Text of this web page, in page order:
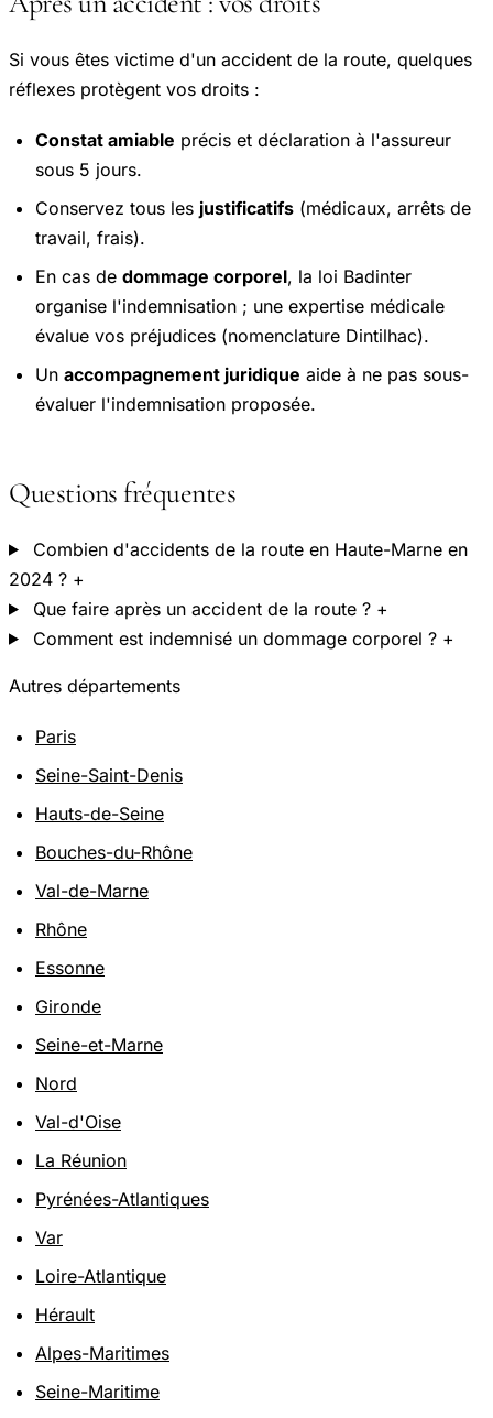
Si vous êtes victime d'un accident de la route, quelques
réflexes protègent vos droits :
Constat amiable précis et déclaration à l'assureur
sous 5 jours.
Conservez tous les justificatifs (médicaux, arrêts de
travail, frais).
En cas de dommage corporel, la loi Badinter
organise l'indemnisation ; une expertise médicale
évalue vos préjudices (nomenclature Dintilhac).
Un accompagnement juridique aide à ne pas sous-
évaluer l'indemnisation proposée.
Questions fréquentes
Combien d'accidents de la route en Haute-Marne en
2024 ? +
Que faire après un accident de la route ? +
Comment est indemnisé un dommage corporel ? +
Autres départements
Paris
Seine-Saint-Denis
Hauts-de-Seine
Bouches-du-Rhône
Val-de-Marne
Rhône
Essonne
Gironde
Seine-et-Marne
Nord
Val-d'Oise
La Réunion
Pyrénées-Atlantiques
Var
Loire-Atlantique
Hérault
Alpes-Maritimes
Seine-Maritime